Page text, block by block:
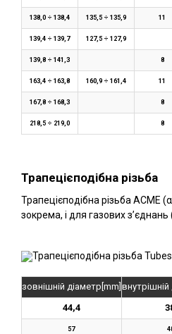
138,0 ÷ 138,4 135,5 ÷ 135,9 11
139,4 ÷ 139,7 127,5 ÷ 127,9
139,8 ÷ 141,3 8
163,4 ÷ 163,8 160,9 ÷ 161,4 11
167,8 ÷ 168,3 8
218,5 ÷ 219,0 8
Трапецієподібна різьба
Трапецієподібна різьба ACME
зокрема, і для газових з’єднань
зовнішній діаметр[mm] внутрішній
44,4
57